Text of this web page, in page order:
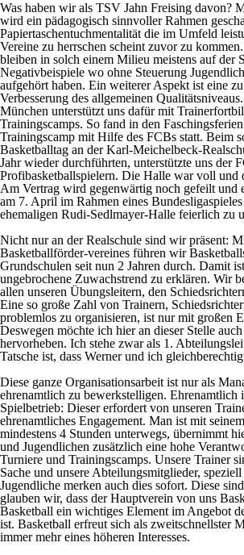
Was haben wir als TSV Jahn Freising davon?
wird ein pädagogisch sinnvoller Rahmen
Papiertaschentuchmentalität die im Umfeld
Vereine zu herrschen scheint zuvor zu
bleiben in solch einem Milieu meistens auf der
Negativbeispiele wo ohne Steuerung
aufgehört haben. Ein weiterer Aspekt ist eine
Verbesserung des allgemeinen
München unterstützt uns dafür mit
Trainingscamps. So fand in den
Trainingscamp mit Hilfe des FCBs statt. Beim
Basketballtag an der Karl-Meichelbeck-
Jahr wieder durchführten, unterstützte uns der
Profibasketballspielern. Die Halle war voll und
Am Vertrag wird gegenwärtig noch gefeilt und
am 7. April im Rahmen eines
ehemaligen Rudi-Sedlmayer-Halle feierlich zu
Nicht nur an der Realschule sind wir präsent:
Basketballförder-vereines führen wir
Grundschulen seit nun 2 Jahren durch. Damit
ungebrochene Zuwachstrend zu erklären. Wir
allen unseren Übungsleitern, den
Eine so große Zahl von Trainern,
problemlos zu organisieren, ist nur mit großen
Deswegen möchte ich hier an dieser Stelle
hervorheben. Ich stehe zwar als 1.
Tatsche ist, dass Werner und ich
Diese ganze Organisationsarbeit ist nur als
ehrenamtlich zu bewerkstelligen. Ehrenamtlich
Spielbetrieb: Dieser erfordert von unseren
ehrenamtliches Engagement. Man ist mit
mindestens 4 Stunden unterwegs, übernimmt
und Jugendlichen zusätzlich eine hohe
Turniere und Trainingscamps. Unsere Trainer
Sache und unsere Abteilungsmitglieder,
Jugendliche merken auch dies sofort. Diese
glauben wir, dass der Hauptverein von uns
Basketball ein wichtiges Element im Angebot
ist. Basketball erfreut sich als zweitschnellster
immer mehr eines höheren Interesses.